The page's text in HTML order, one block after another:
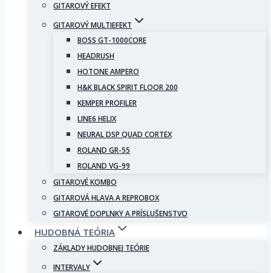
GITAROVÝ EFEKT
GITAROVÝ MULTIEFEKT
BOSS GT-1000CORE
HEADRUSH
HOTONE AMPERO
H&K BLACK SPIRIT FLOOR 200
KEMPER PROFILER
LINE6 HELIX
NEURAL DSP QUAD CORTEX
ROLAND GR-55
ROLAND VG-99
GITAROVÉ KOMBO
GITAROVÁ HLAVA A REPROBOX
GITAROVÉ DOPLNKY A PRÍSLUŠENSTVO
HUDOBNÁ TEÓRIA
ZÁKLADY HUDOBNEJ TEÓRIE
INTERVALY